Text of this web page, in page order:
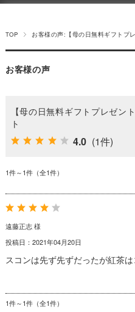
TOP お客様の声:【母の日無料ギフトプ
お客様の声
【母の日無料ギフトプレゼン
ト
4.0 (1件)
1件～1件（全1件）
遠藤正志 様
投稿日：2021年04月20日
スコンは先ず先ずだったが紅茶
1件～1件（全1件）